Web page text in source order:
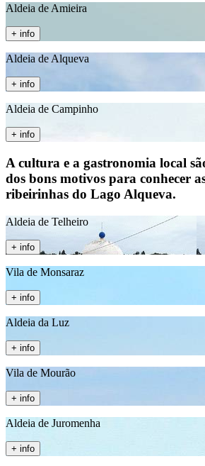
Aldeia de Amieira
+ info
Aldeia de Alqueva
+ info
Aldeia de Campinho
+ info
A cultura e a gastronomia local
dos bons motivos para conhecer
ribeirinhas do Lago Alqueva.
Aldeia de Telheiro
+ info
Vila de Monsaraz
+ info
Aldeia da Luz
+ info
Vila de Mourão
+ info
Aldeia de Juromenha
+ info